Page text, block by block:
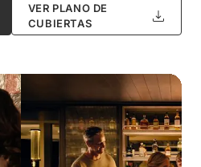
VER PLANO DE
CUBIERTAS